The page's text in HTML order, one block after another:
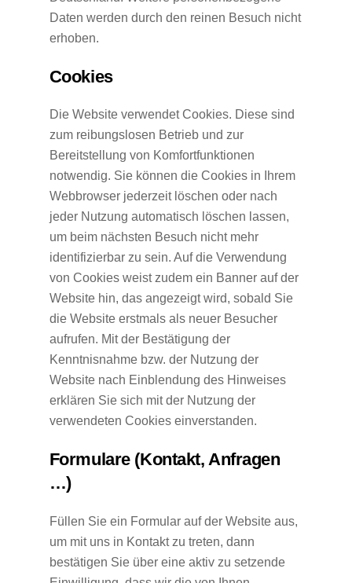
Daten werden durch den reinen Besuch nicht
erhoben.
Cookies
Die Website verwendet Cookies. Diese sind
zum reibungslosen Betrieb und zur
Bereitstellung von Komfortfunktionen
notwendig. Sie können die Cookies in Ihrem
Webbrowser jederzeit löschen oder nach
jeder Nutzung automatisch löschen lassen,
um beim nächsten Besuch nicht mehr
identifizierbar zu sein. Auf die Verwendung
von Cookies weist zudem ein Banner auf der
Website hin, das angezeigt wird, sobald Sie
die Website erstmals als neuer Besucher
aufrufen. Mit der Bestätigung der
Kenntnisnahme bzw. der Nutzung der
Website nach Einblendung des Hinweises
erklären Sie sich mit der Nutzung der
verwendeten Cookies einverstanden.
Formulare (Kontakt, Anfragen
…)
Füllen Sie ein Formular auf der Website aus,
um mit uns in Kontakt zu treten, dann
bestätigen Sie über eine aktiv zu setzende